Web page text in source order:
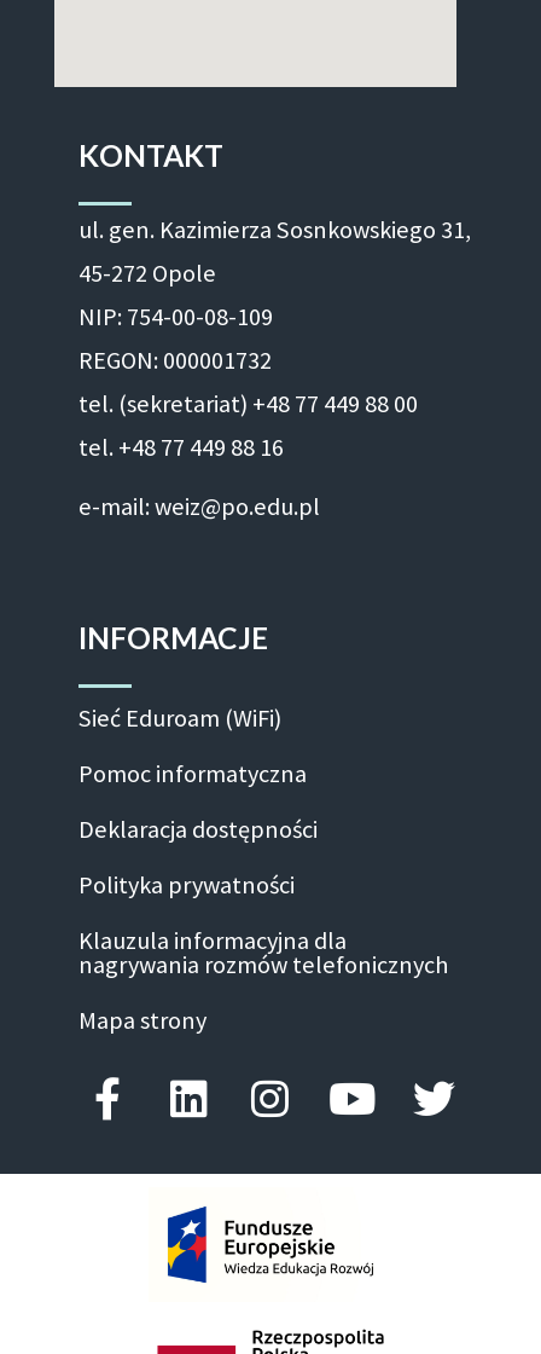
KONTAKT
ul. gen. Kazimierza Sosnkowskiego 31,
45-272 Opole
NIP: 754-00-08-109
REGON: 000001732
tel. (sekretariat) +48 77 449 88 00
tel. +48 77 449 88 16
e-mail: weiz@po.edu.pl
INFORMACJE
Sieć Eduroam (WiFi)
Pomoc informatyczna
Deklaracja dostępności
Polityka prywatności
Klauzula informacyjna dla
nagrywania rozmów telefonicznych
Mapa strony
Facebook-f
LinkedinInstagram
Youtube